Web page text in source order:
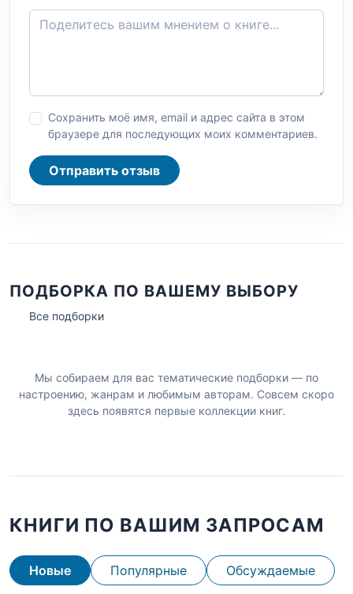
Сохранить моё имя, email и адрес сайта в этом
браузере для последующих моих комментариев.
Отправить отзыв
ПОДБОРКА ПО ВАШЕМУ ВЫБОРУ
Все подборки
Мы собираем для вас тематические подборки — по
настроению, жанрам и любимым авторам. Совсем скоро
здесь появятся первые коллекции книг.
КНИГИ ПО ВАШИМ ЗАПРОСАМ
Новые Популярные Обсуждаемые